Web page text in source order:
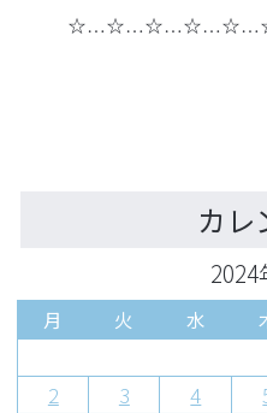
カレ
2024
月 火 水
2
3 4